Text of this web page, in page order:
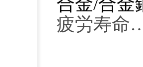
疲労寿命